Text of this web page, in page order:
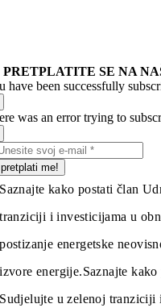
PRETPLATITE SE NA
have been successfully
was an error trying to
pretplati me!
Saznajte kako postati član
tranziciji i investicijama u
postizanje energetske
izvore energije.Saznajte
Sudjelujte u zelenoj